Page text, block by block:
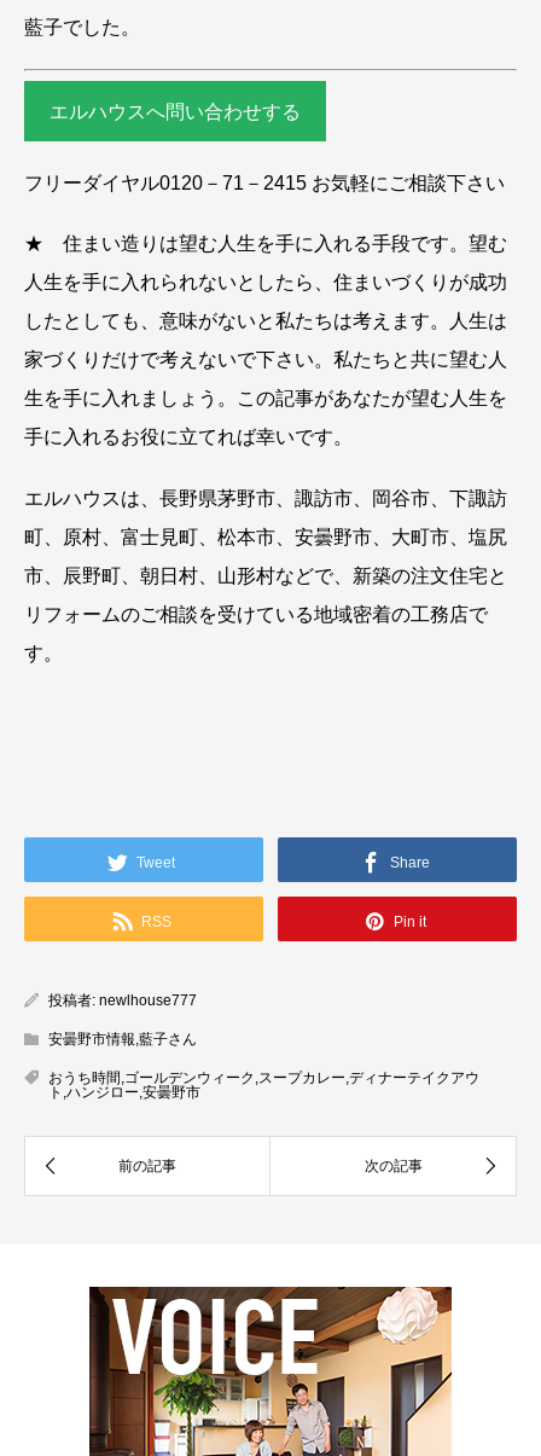
藍子でした。
エルハウスへ問い合わせする
フリーダイヤル0120－71－2415 お気軽にご相談下さい
★ 住まい造りは望む人生を手に入れる手段です。望む
人生を手に入れられないとしたら、住まいづくりが成功
したとしても、意味がないと私たちは考えます。人生は
家づくりだけで考えないで下さい。私たちと共に望む人
生を手に入れましょう。この記事があなたが望む人生を
手に入れるお役に立てれば幸いです。
エルハウスは、長野県茅野市、諏訪市、岡谷市、下諏訪
町、原村、富士見町、松本市、安曇野市、大町市、塩尻
市、辰野町、朝日村、山形村などで、新築の注文住宅と
リフォームのご相談を受けている地域密着の工務店で
す。
Tweet Share
RSS Pin it
投稿者: newlhouse777
安曇野市情報,藍子さん
おうち時間,ゴールデンウィーク ,スープカレー,ディナーテイクアウ
ト ,ハンジロー,安曇野市